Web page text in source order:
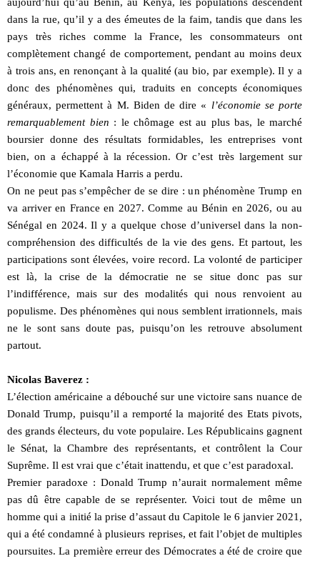
dans la rue, qu’il y a des émeutes de la faim, tandis que dans les
pays très riches comme la France, les consommateurs ont
complètement changé de comportement, pendant au moins deux
à trois ans, en renonçant à la qualité (au bio, par exemple). Il y a
donc des phénomènes qui, traduits en concepts économiques
généraux, permettent à M. Biden de dire « l’économie se porte
remarquablement bien : le chômage est au plus bas, le marché
boursier donne des résultats formidables, les entreprises vont
bien, on a échappé à la récession. Or c’est très largement sur
l’économie que Kamala Harris a perdu.
On ne peut pas s’empêcher de se dire : un phénomène Trump en
va arriver en France en 2027. Comme au Bénin en 2026, ou au
Sénégal en 2024. Il y a quelque chose d’universel dans la non-
compréhension des difficultés de la vie des gens. Et partout, les
participations sont élevées, voire record. La volonté de participer
est là, la crise de la démocratie ne se situe donc pas sur
l’indifférence, mais sur des modalités qui nous renvoient au
populisme. Des phénomènes qui nous semblent irrationnels, mais
ne le sont sans doute pas, puisqu’on les retrouve absolument
partout.
Nicolas Baverez :
L’élection américaine a débouché sur une victoire sans nuance de
Donald Trump, puisqu’il a remporté la majorité des Etats pivots,
des grands électeurs, du vote populaire. Les Républicains gagnent
le Sénat, la Chambre des représentants, et contrôlent la Cour
Suprême. Il est vrai que c’était inattendu, et que c’est paradoxal.
Premier paradoxe : Donald Trump n’aurait normalement même
pas dû être capable de se représenter. Voici tout de même un
homme qui a initié la prise d’assaut du Capitole le 6 janvier 2021,
qui a été condamné à plusieurs reprises, et fait l’objet de multiples
poursuites. La première erreur des Démocrates a été de croire que